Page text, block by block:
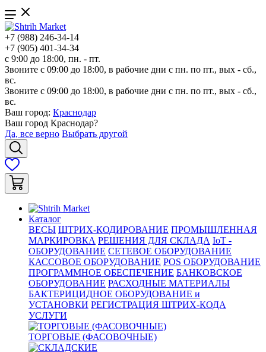
+7 (988) 246-34-14
+7 (905) 401-34-34
с 9:00 до 18:00, пн. - пт.
Звоните с 09:00 до 18:00, в рабочие дни с пн. по пт., вых - сб.,
вс.
Звоните с 09:00 до 18:00, в рабочие дни с пн. по пт., вых - сб.,
вс.
Ваш город: Краснодар
Ваш город Краснодар?
Да, все верно Выбрать другой
Каталог
ВЕСЫ ШТРИХ-КОДИРОВАНИЕ ПРОМЫШЛЕННАЯ
МАРКИРОВКА РЕШЕНИЯ ДЛЯ СКЛАДА IoT -
ОБОРУДОВАНИЕ СЕТЕВОЕ ОБОРУДОВАНИЕ
КАССОВОЕ ОБОРУДОВАНИЕ POS ОБОРУДОВАНИЕ
ПРОГРАММНОЕ ОБЕСПЕЧЕНИЕ БАНКОВСКОЕ
ОБОРУДОВАНИЕ РАСХОДНЫЕ МАТЕРИАЛЫ
БАКТЕРИЦИДНОЕ ОБОРУДОВАНИЕ и
УСТАНОВКИ РЕГИСТРАЦИЯ ШТРИХ-КОДА
УСЛУГИ
ТОРГОВЫЕ (ФАСОВОЧНЫЕ)